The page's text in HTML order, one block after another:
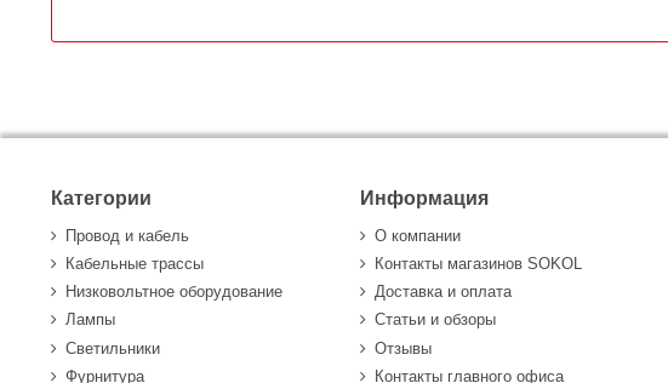
Категории
Провод и кабель
Кабельные трассы
Низковольтное оборудование
Лампы
Светильники
Фурнитура
Информация
О компании
Контакты магазинов SOKOL
Доставка и оплата
Статьи и обзоры
Отзывы
Контакты главного офиса